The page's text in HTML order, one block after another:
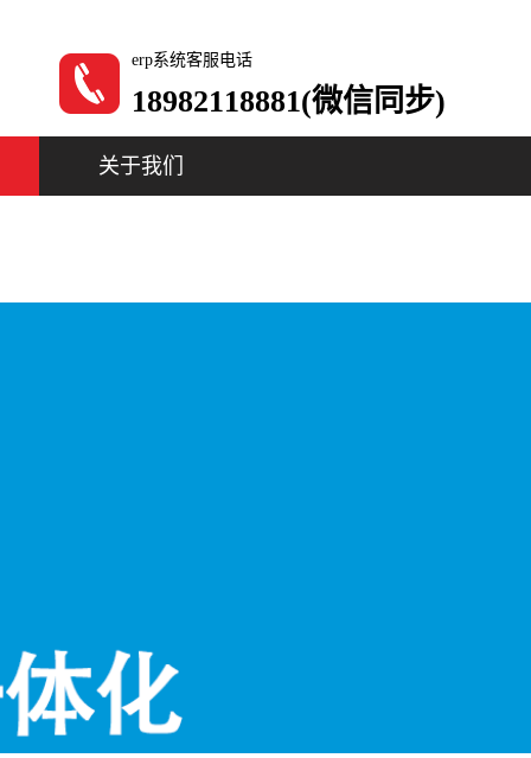
erp系统客服电话
18982118881(微信同步)
关于我们